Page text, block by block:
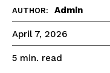
AUTHOR: Admin
April 7, 2026
5 min. read